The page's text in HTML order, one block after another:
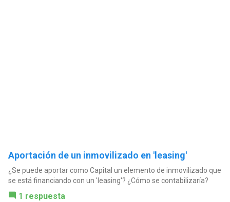
Aportación de un inmovilizado en 'leasing'
¿Se puede aportar como Capital un elemento de inmovilizado que
se está financiando con un 'leasing'? ¿Cómo se contabilizaría?
1 respuesta